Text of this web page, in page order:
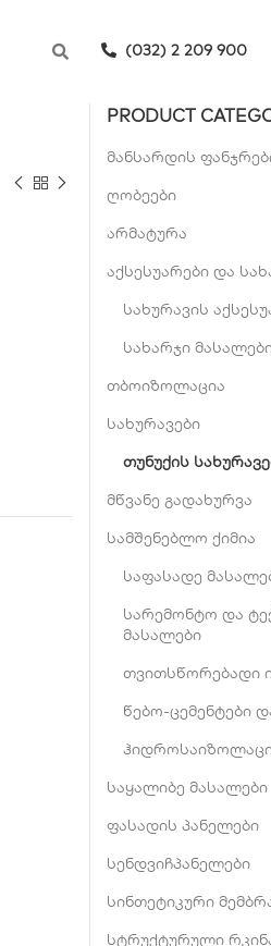
(032) 2 209 900
PRODUCT
მანსარდის
ღობეები
არმატურა
აქსესუარები და
სახურავის
სახარჯი
თბოიზოლაცია
სახურავები
თუნუქის
მწვანე გადახურვა
სამშენებლო ქიმია
საფასადე
სარემონტო და
მასალები
თვითსწორებადი
წებო-ცემენტები
საყალიბე მასალები
ფასადის პანელები
სენდვიჩპანელები
სინთეტიკური
სტრუქტურული